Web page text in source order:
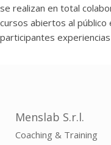
se realizan en total
cursos abiertos al
participantes
Menslab S.r.l.
Coaching & Training